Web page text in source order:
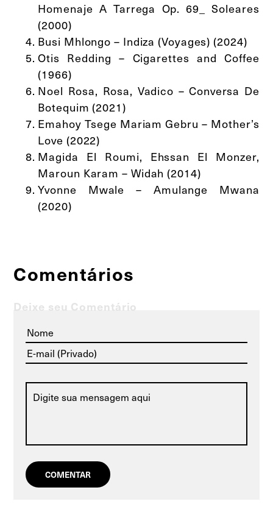
Homenaje A Tarrega Op. 69_ Soleares
(2000)
Busi Mhlongo – Indiza (Voyages) (2024)
Otis Redding – Cigarettes and Coffee
(1966)
Noel Rosa, Rosa, Vadico – Conversa De
Botequim (2021)
Emahoy Tsege Mariam Gebru – Mother’s
Love (2022)
Magida El Roumi, Ehssan El Monzer,
Maroun Karam – Widah (2014)
Yvonne Mwale – Amulange Mwana
(2020)
Comentários
Deixe seu Comentário